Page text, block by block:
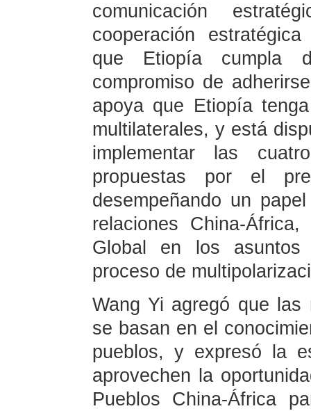
comunicación
cooperación
que Etiopía cumpla
compromiso de
apoya que Etiopía
multilaterales, y está
implementar las
propuestas por el
desempeñando un
relaciones China-
Global en los asuntos
proceso de
Wang Yi agregó que
se basan en el
pueblos, y expresó la
aprovechen la
Pueblos China-África